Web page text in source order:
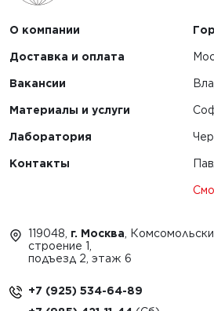
О компании
Доставка и оплата
Вакансии
Материалы и услуги
Лаборатория
Контакты
119048, г. Москва ,
строение 1,
подъезд 2, этаж 6
+7 (925) 534-64-89